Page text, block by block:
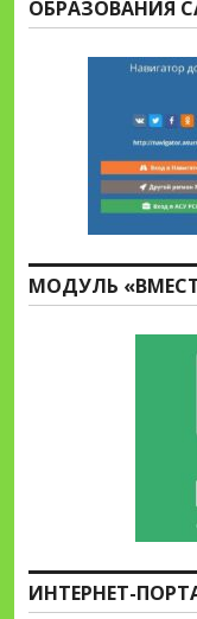
ОБРАЗОВАНИЯ
МОДУЛЬ
ИНТЕРНЕТ-